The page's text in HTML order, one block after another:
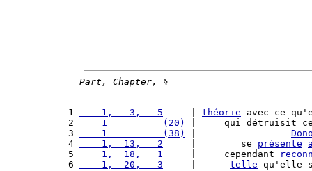
Part, Chapter, §
1
    1,   3,   5
théorie avec ce
2
    1          (20)
|     qui détruisit
3
    1          (38)
4
    1,  13,   2
     |        se
présente
5
    1,  18,   1
     |     cependant
6
    1,  20,   3
telle qu'elle